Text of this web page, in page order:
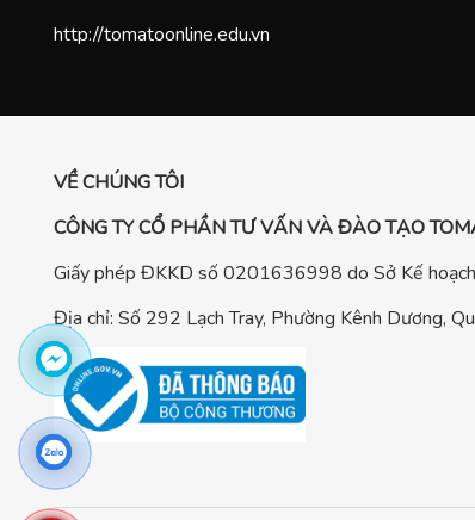
http://tomatoonline.edu.vn
VỀ CHÚNG TÔI
CÔNG TY CỔ PHẦN TƯ VẤN VÀ ĐÀO TẠO
Giấy phép ĐKKD số 0201636998 do Sở Kế
Địa chỉ: Số 292 Lạch Tray, Phường Kênh Dương,